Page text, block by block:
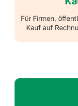
Für Firmen,
Kauf auf